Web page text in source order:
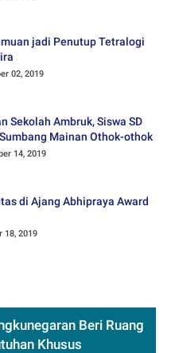
jadi Penutup Tetralogi
02, 2019
Sekolah Ambruk, Siswa SD
Mainan Othok-othok
14, 2019
di Ajang Abhipraya Award
18, 2019
Beri Ruang
Khusus